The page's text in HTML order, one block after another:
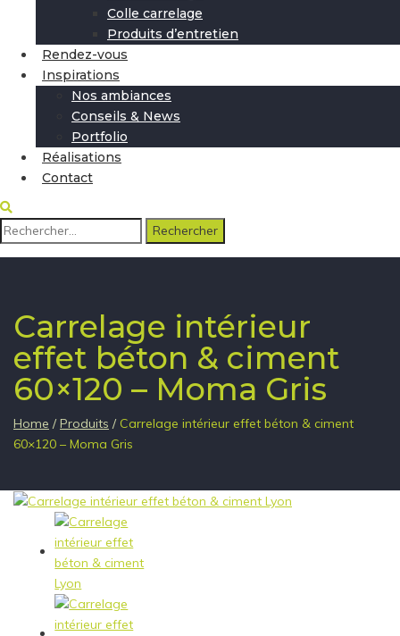
Colle carrelage
Produits d’entretien
Rendez-vous
Inspirations
Nos ambiances
Conseils & News
Portfolio
Réalisations
Contact
Rechercher :
Carrelage intérieur
effet béton & ciment
60×120 – Moma Gris
Home / Produits / Carrelage intérieur effet béton & ciment
60×120 – Moma Gris